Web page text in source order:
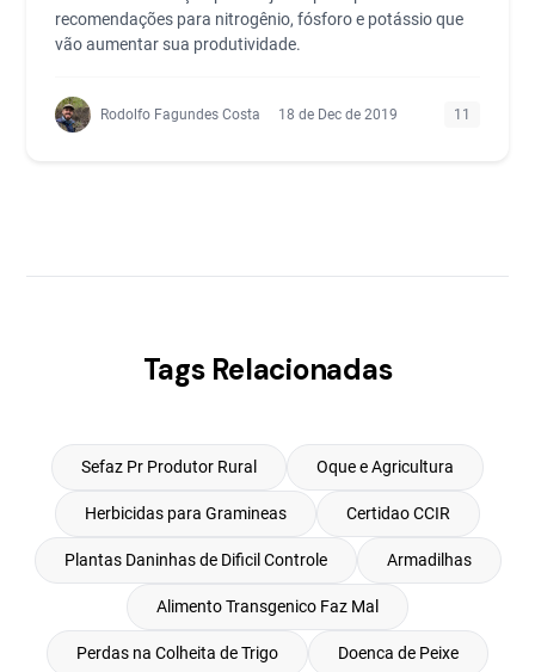
recomendações para nitrogênio, fósforo e potássio que
vão aumentar sua produtividade.
Rodolfo Fagundes Costa 18 de Dec de 2019 11
Tags Relacionadas
Sefaz Pr Produtor Rural Oque e Agricultura
Herbicidas para Gramineas Certidao CCIR
Plantas Daninhas de Dificil Controle Armadilhas
Alimento Transgenico Faz Mal
Perdas na Colheita de Trigo Doenca de Peixe